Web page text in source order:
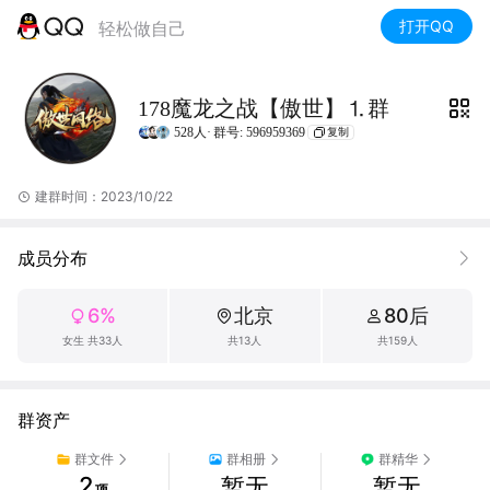
轻松做自己 打开QQ
178魔龙之战【傲世】⒈群
528人· 群号: 596959369 复制
建群时间：2023/10/22
成员分布
6%
女生 共33人
北京
共13人
80后
共159人
群资产
群文件 群相册 群精华